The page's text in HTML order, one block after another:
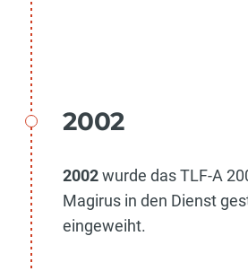
2002
2002wurde das TLF-A
Magirus in den Dienst
eingeweiht.